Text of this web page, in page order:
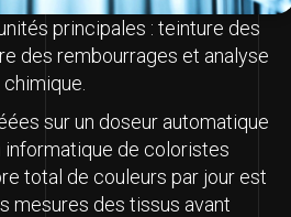
principales : teinture des
des rembourrages et analyse
chimique.
sur un doseur automatique
informatique de coloristes
total de couleurs par jour est
mesures des tissus avant